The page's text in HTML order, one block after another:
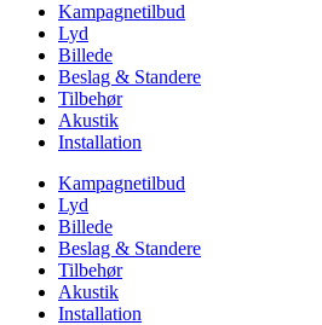
Kampagnetilbud
Lyd
Billede
Beslag & Standere
Tilbehør
Akustik
Installation
Kampagnetilbud
Lyd
Billede
Beslag & Standere
Tilbehør
Akustik
Installation